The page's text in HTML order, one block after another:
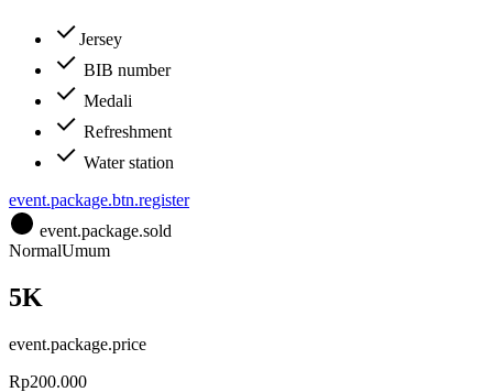
Jersey
BIB number
Medali
Refreshment
Water station
event.package.btn.register
event.package.sold
NormalUmum
5K
event.package.price
Rp200.000